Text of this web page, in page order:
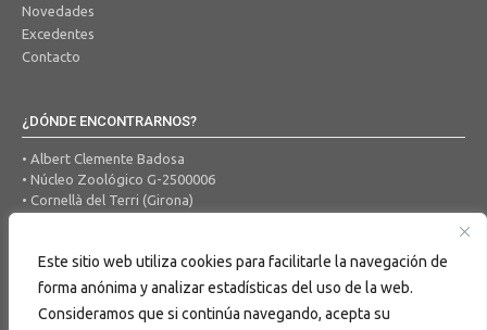
Este sitio web utiliza cookies para facilitarle la navegación de
forma anónima y analizar estadísticas del uso de la web.
Consideramos que si continúa navegando, acepta su
Novedades
Excedentes
Contacto
¿DÓNDE ENCONTRARNOS?
• Albert Clemente Badosa
• Núcleo Zoológico G-2500006
• Cornellà del Terri (Girona)
BUSCAR EN LA WEB